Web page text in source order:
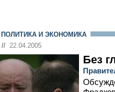
ПОЛИТИКА И ЭКОНОМИКА
// 22.04.2005
Без